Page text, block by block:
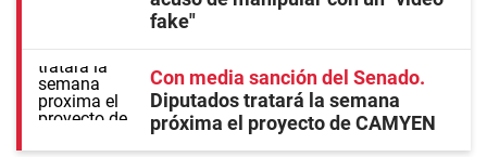
fake"
Con media sanción del Senado
Diputados tratará la semana
próxima el proyecto de CAMYEN